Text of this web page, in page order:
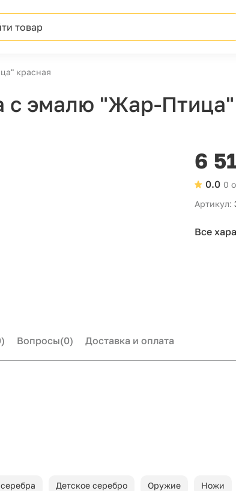
товар
красная
с эмалю "Жар-Птица"
6
0
0.0
Артикул:
Все
Вопросы(0) Доставка и оплата
Детское серебро Оружие Ножи